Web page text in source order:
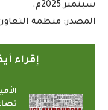
سبتمبر 2025م.
المصدر: منظمة
إقراء